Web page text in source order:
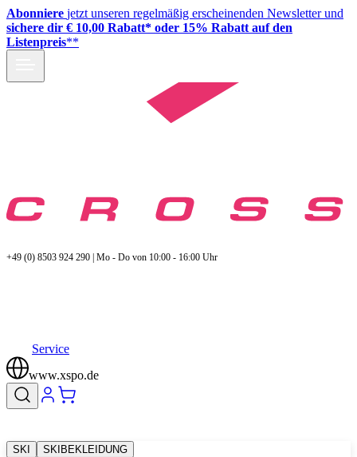
Abonniere jetzt unseren regelmäßig erscheinenden Newsletter und
sichere dir € 10,00 Rabatt* oder 15% Rabatt auf den
Listenpreis**
+49 (0) 8503 924 290 | Mo - Do von 10:00 - 16:00 Uhr
Service
www.xspo.de
SKI SKIBEKLEIDUNG